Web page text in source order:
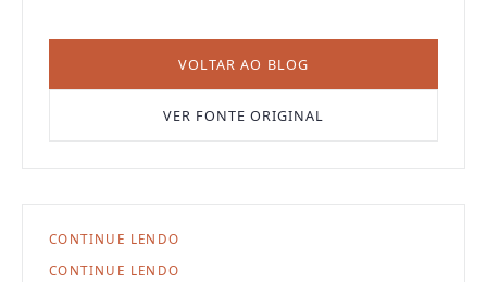
VOLTAR AO BLOG
VER FONTE ORIGINAL
CONTINUE LENDO
CONTINUE LENDO